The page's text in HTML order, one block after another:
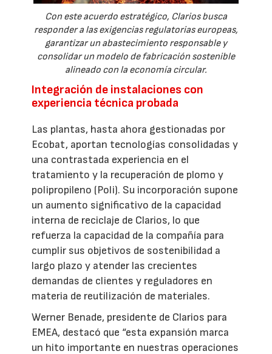
Con este acuerdo estratégico, Clarios busca
responder a las exigencias regulatorias europeas,
garantizar un abastecimiento responsable y
consolidar un modelo de fabricación sostenible
alineado con la economía circular.
Integración de instalaciones con
experiencia técnica probada
Las plantas, hasta ahora gestionadas por
Ecobat, aportan tecnologías consolidadas y
una contrastada experiencia en el
tratamiento y la recuperación de plomo y
polipropileno (Poli). Su incorporación supone
un aumento significativo de la capacidad
interna de reciclaje de Clarios, lo que
refuerza la capacidad de la compañía para
cumplir sus objetivos de sostenibilidad a
largo plazo y atender las crecientes
demandas de clientes y reguladores en
materia de reutilización de materiales.
Werner Benade, presidente de Clarios para
EMEA, destacó que “esta expansión marca
un hito importante en nuestras operaciones